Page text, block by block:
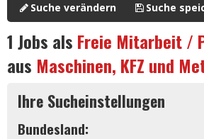
Suche verändern Suche
1 Jobs als Freie Mitarbeit /
aus Maschinen, KFZ und
Ihre Sucheinstellungen
Bundesland: